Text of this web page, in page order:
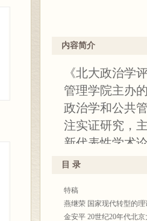
内容简介
《北大政治学
管理学院主办
政治学和公共
注实证研究，
新代表性学术
台。《北大政
究北京大学政
对近年来对国
目 录
特稿
燕继荣 国家现代转型的
金安平 20世纪20年代北